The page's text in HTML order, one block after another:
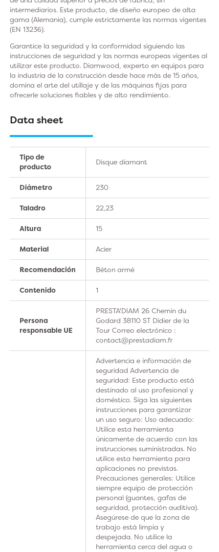
intermediarios. Este producto, de diseño europeo de alta
gama (Alemania), cumple estrictamente las normas vigentes
(EN 13236).
Garantice la seguridad y la conformidad siguiendo las
instrucciones de seguridad y las normas europeas vigentes al
utilizar este producto. Diamwood, experto en equipos para
la industria de la construcción desde hace más de 15 años,
domina el arte del utillaje y de las máquinas fijas para
ofrecerle soluciones fiables y de alto rendimiento.
Data sheet
Tipo de
producto
Disque diamant
Diámetro 230
Taladro 22,23
Altura 15
Material Acier
Recomendación Béton armé
Contenido 1
Persona
responsable UE
PRESTA'DIAM 26 Chemin du
Godard 38110 ST Didier de la
Tour Correo electrónico :
contact@prestadiam.fr
Advertencia e información de
seguridad Advertencia de
seguridad: Este producto está
destinado al uso profesional y
doméstico. Siga las siguientes
instrucciones para garantizar
un uso seguro: Uso adecuado:
Utilice esta herramienta
únicamente de acuerdo con las
instrucciones suministradas. No
utilice esta herramienta para
aplicaciones no previstas.
Precauciones generales: Utilice
siempre equipo de protección
personal (guantes, gafas de
seguridad, protección auditiva).
Asegúrese de que la zona de
trabajo está limpia y
despejada. No utilice la
herramienta cerca del agua o